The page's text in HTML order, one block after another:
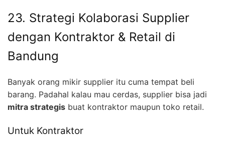
23. Strategi Kolaborasi Supplier
dengan Kontraktor & Retail di
Bandung
Banyak orang mikir supplier itu cuma tempat beli
barang. Padahal kalau mau cerdas, supplier bisa jadi
mitra strategis buat kontraktor maupun toko retail.
Untuk Kontraktor